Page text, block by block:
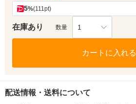
5%(111pt)
在庫あり 数量 1
カートに入れる
配送情報・送料について